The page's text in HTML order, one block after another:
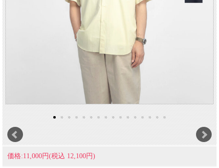
価格:11,000円(税込 12,100円)